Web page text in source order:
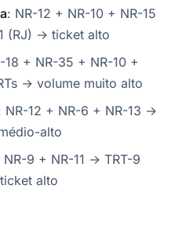
: NR-12 + NR-10 + NR-15
(RJ) → ticket alto
18 + NR-35 + NR-10 +
→ volume muito alto
NR-12 + NR-6 + NR-13 →
alto
NR-9 + NR-11 → TRT-9
alto